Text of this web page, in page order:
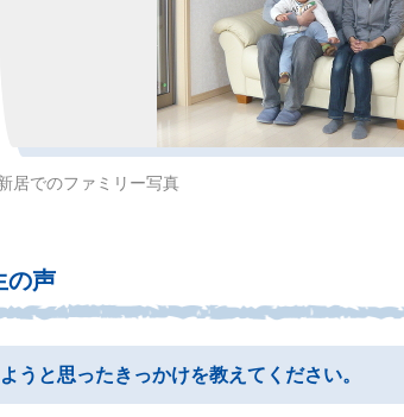
居でのファミリー写真
の声
うと思ったきっかけを教えてください。